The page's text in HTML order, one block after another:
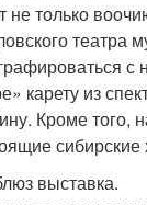
не только
театра
с
карету из
Кроме того,
сибирские